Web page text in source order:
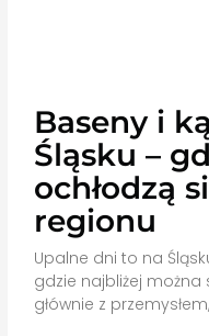
Baseny i
Śląsku –
ochłodzą
regionu
Upalne dni to na
gdzie najbliżej można
głównie z